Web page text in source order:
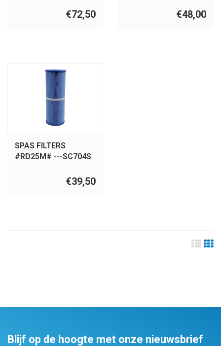
€72,50 €48,00
SPAS FILTERS
#RD25M# ---SC704S
€39,50
Blijf op de hoogte met onze nieuwsbrief